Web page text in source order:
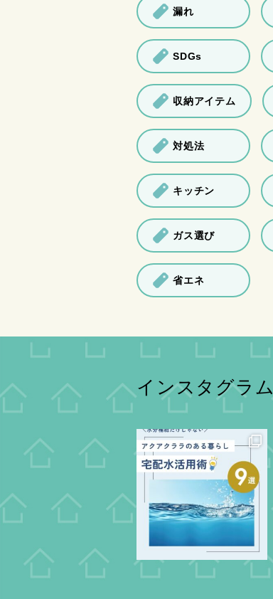
漏れ
SDGs
収納アイテム
対処法
キッチン
ガス選び
省エネ
インスタグラム